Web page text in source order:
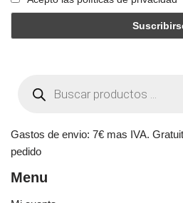
Gastos de envio: 7€ mas IVA.
pedido
Menu